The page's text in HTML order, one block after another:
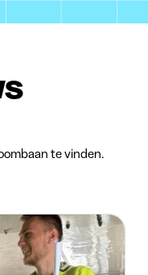
te vinden.